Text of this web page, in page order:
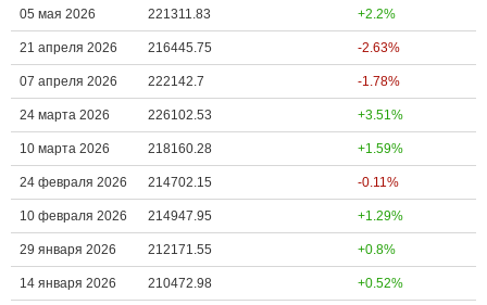
05 мая 2026 221311.83 +2.2%
21 апреля 2026 216445.75 -2.63%
07 апреля 2026 222142.7 -1.78%
24 марта 2026 226102.53 +3.51%
10 марта 2026 218160.28 +1.59%
24 февраля 2026 214702.15 -0.11%
10 февраля 2026 214947.95 +1.29%
29 января 2026 212171.55 +0.8%
14 января 2026 210472.98 +0.52%